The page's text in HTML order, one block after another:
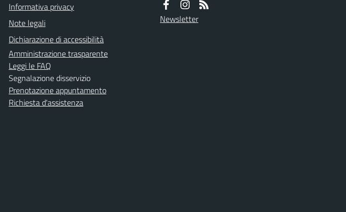
Informativa privacy
Note legali
Dichiarazione di accessibilità
Amministrazione trasparente
Leggi le FAQ
Segnalazione disservizio
Prenotazione appuntamento
Richiesta d'assistenza
Newsletter